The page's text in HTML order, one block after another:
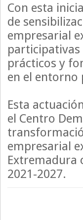
Con esta
de
empresarial
prácticos y
en el entorno
Esta
el Centro
empresarial
Extremadura
2021-2027.